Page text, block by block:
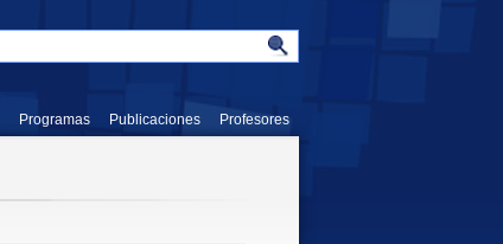
Programas Publicaciones Profesores